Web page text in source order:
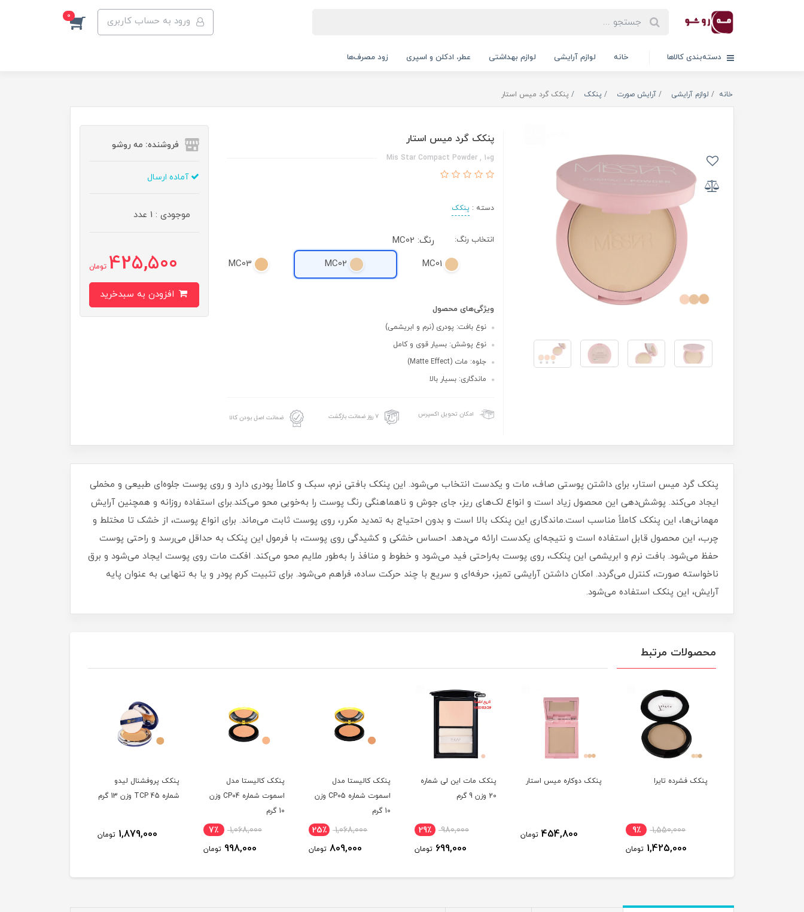
ورود به حساب کاربری 0
دسته‌بندی کالاها خانه لوازم آرایشی لوازم بهداشتی عطر، ادکلن و اسپری زود مصرف‌ها
خانه لوازم آرایشی آرایش صورت پنکک پنکک گرد میس استار
پنکک گرد میس استار
Mis Star Compact Powder , 10g
دسته : پنکک
انتخاب رنگ:
رنگ: MC02
MC01
MC02
MC03
ویژگی‌های محصول
نوع بافت: پودری (نرم و ابریشمی)
نوع پوشش: بسیار قوی و کامل
جلوه: مات (Matte Effect)
ماندگاری: بسیار بالا
امکان تحویل اکسپرس ۷ روز ضمانت بازگشت ضمانت اصل بودن کالا
فروشنده: مه رو‌شو
آماده ارسال
موجودی : 1 عدد
425,500 تومان
پنکک گرد میس استار، برای داشتن پوستی صاف، مات و یکدست انتخاب می‌شود. این پنکک بافتی نرم، سبک و کاملاً پودری دارد و روی پوست جلوه‌ای طبیعی و مخملی
ایجاد می‌کند. پوشش‌دهی این محصول زیاد است و انواع لک‌های ریز، جای جوش و ناهماهنگی رنگ پوست را به‌خوبی محو می‌کند.برای استفاده روزانه و همچنین آرایش
مهمانی‌ها، این پنکک کاملاً مناسب است.ماندگاری این پنکک بالا است و بدون احتیاج به تمدید مکرر، روی پوست ثابت می‌ماند. برای انواع پوست، از خشک تا مختلط و
چرب، این محصول قابل استفاده است و نتیجه‌ای یکدست ارائه می‌دهد. احساس خشکی و کشیدگی روی پوست، با فرمول این پنکک به حداقل می‌رسد و راحتی پوست
حفظ می‌شود. بافت نرم و ابریشمی این پنکک، روی پوست به‌راحتی فید می‌شود و خطوط و منافذ را به‌طور ملایم محو می‌کند. افکت مات روی پوست ایجاد می‌شود و برق
ناخواسته صورت، کنترل می‌گردد. امکان داشتن آرایشی تمیز، حرفه‌ای و سریع با چند حرکت ساده، فراهم می‌شود. برای تثبیت کرم‌ پودر و یا به‌ تنهایی به‌ عنوان پایه
آرایش، این پنکک استفاده می‌شود.
محصولات مرتبط
پنکک فشرده تایرا
1,550,000 9٪
1,425,000 تومان
پنکک دوکاره میس استار
454,800 تومان
پنکک مات این لی شماره
20 وزن 9 گرم
980,000 29٪
699,000 تومان
پنکک کالیستا مدل
اسموت شماره CP05 وزن
10 گرم
1,068,000 25٪
809,000 تومان
پنکک کالیستا مدل
اسموت شماره CP04 وزن
10 گرم
1,068,000 7٪
998,000 تومان
پنکک پروفشنال لیدو
شماره 45 TCP وزن 13 گرم
1,879,000 تومان